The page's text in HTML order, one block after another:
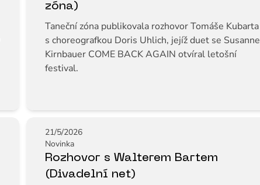
zóna)
Taneční zóna publikovala rozhovor Tomáše Kubarta
s choreografkou Doris Uhlich, jejíž duet se Susanne
Kirnbauer COME BACK AGAIN otvíral letošní
festival.
21/5/2026
Novinka
Rozhovor s Walterem Bartem
(Divadelní net)